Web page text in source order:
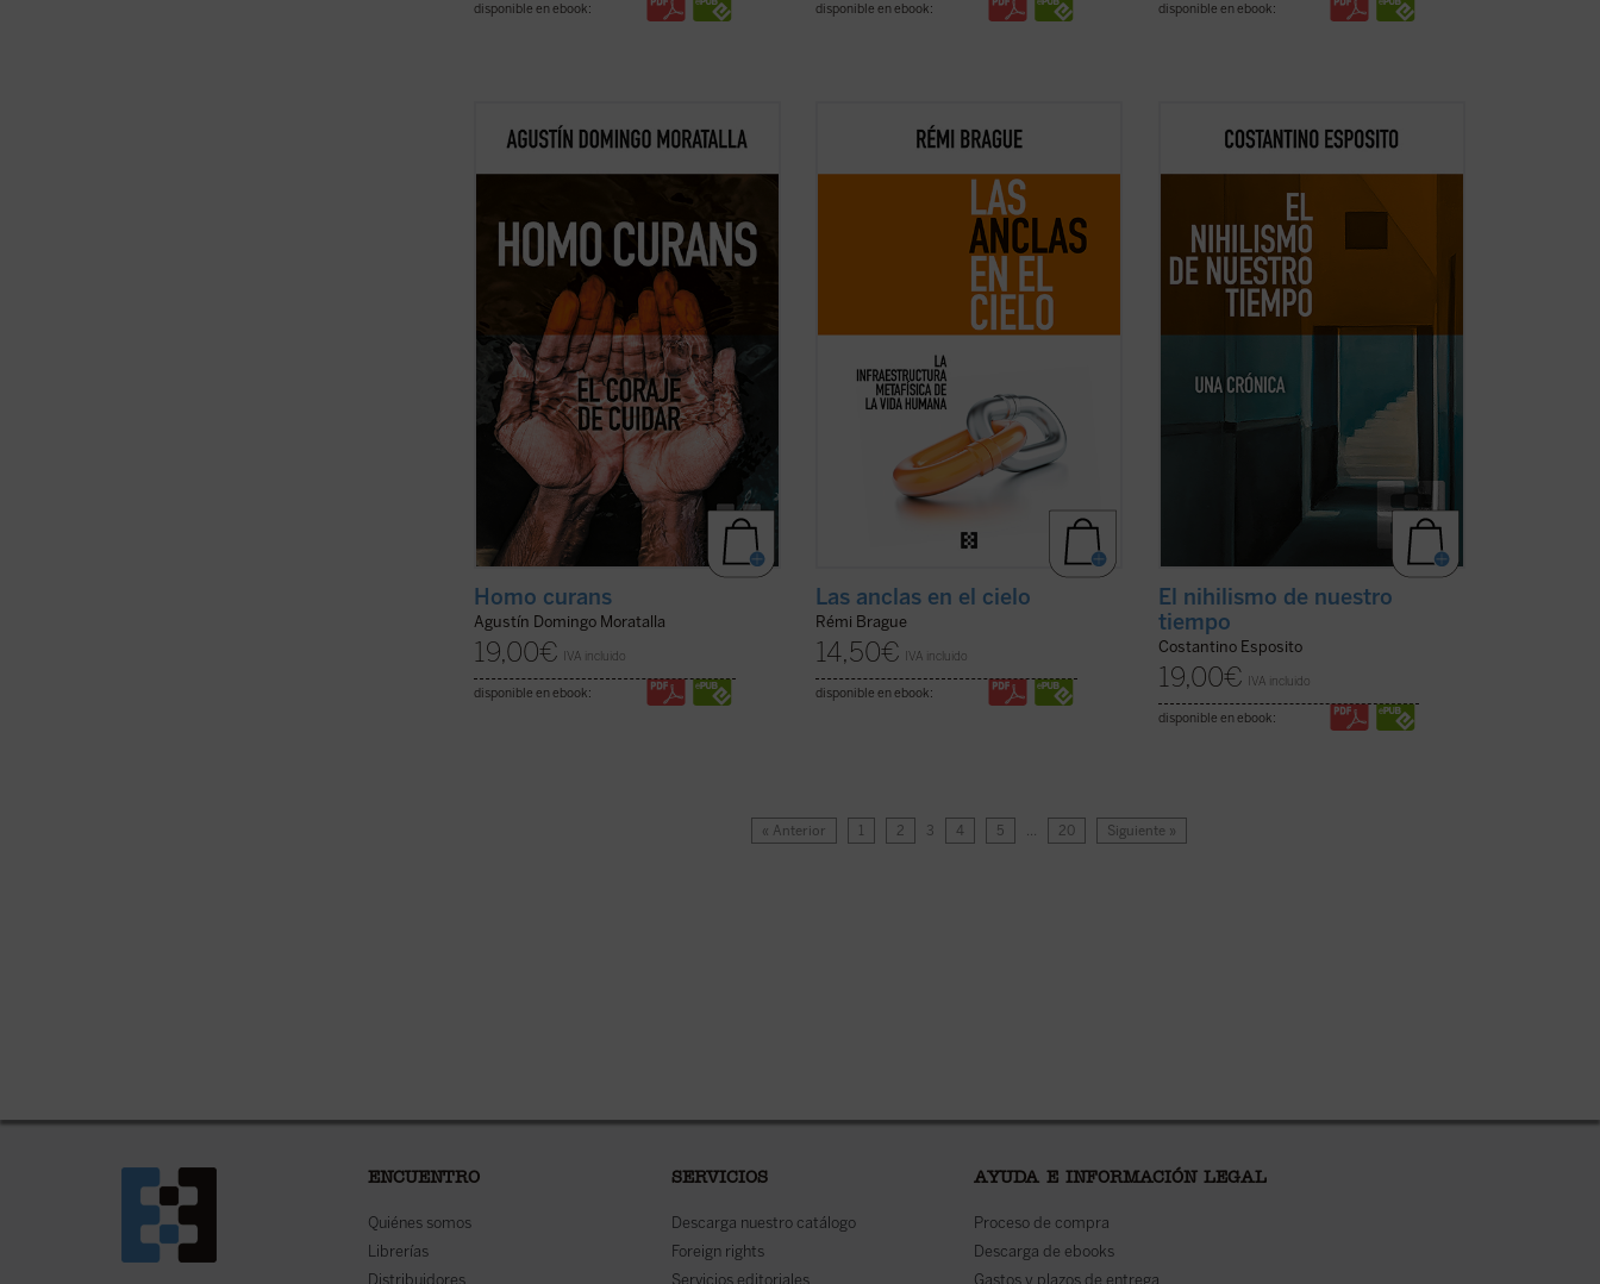
disponible en ebook: disponible en ebook: disponible en ebook:
El cuidado generativo requiere
responsabilidad personal para afrontar
fragmentación y mecanización digital.
Tendencias a las que responden los
capítulos de este libro cuando ...(ver
Homo curans
Agustín Domingo Moratalla
19,00€ IVA incluido
disponible en ebook:
Lo que el autor nos ofrece aquí, con su
e ingenio, no es la narración de una
decadencia ni el lamento nostálgico
respecto del mundo del pensamiento de
una época ya pasada, sino un resumen
(ver ficha)
Las anclas en el cielo
Rémi Brague
14,50€ IVA incluido
disponible en ebook:
El nihilismo se ha convertido en nuestro
modo una forma de pensamiento que, en
el pasado, con sus críticas y propuestas,
abocaba a una pérdida de valores e
ideales, plantea en estos momentos
cuestiones ...(ver ficha)
El nihilismo de nuestro
tiempo
Costantino Esposito
19,00€ IVA incluido
disponible en ebook:
« Anterior 1 2 3 4 5 … 20 Siguiente »
ENCUENTRO
Quiénes somos
Librerías
Distribuidores
SERVICIOS
Descarga nuestro catálogo
Foreign rights
Servicios editoriales
AYUDA E INFORMACIÓN LEGAL
Proceso de compra
Descarga de ebooks
Gastos y plazos de entrega